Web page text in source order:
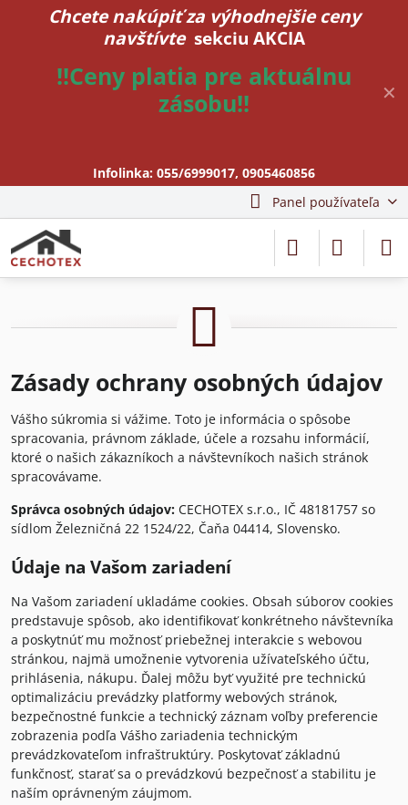
✕
Chcete nakúpiť za výhodnejšie ceny
navštívte sekciu AKCIA
!!Ceny platia pre aktuálnu
zásobu!!
Infolinka: 055/6999017, 0905460856
Panel používateľa
Zásady ochrany osobných údajov
Vášho súkromia si vážime. Toto je informácia o spôsobe
spracovania, právnom základe, účele a rozsahu informácií,
ktoré o našich zákazníkoch a návštevníkoch našich stránok
spracovávame.
Správca osobných údajov: CECHOTEX s.r.o., IČ 48181757 so
sídlom Železničná 22 1524/22, Čaňa 04414, Slovensko.
Údaje na Vašom zariadení
Na Vašom zariadení ukladáme cookies. Obsah súborov cookies
predstavuje spôsob, ako identifikovať konkrétneho návštevníka
a poskytnúť mu možnosť priebežnej interakcie s webovou
stránkou, najmä umožnenie vytvorenia užívateľského účtu,
prihlásenia, nákupu. Ďalej môžu byť využité pre technickú
optimalizáciu prevádzky platformy webových stránok,
bezpečnostné funkcie a technický záznam voľby preferencie
zobrazenia podľa Vášho zariadenia technickým
prevádzkovateľom infraštruktúry. Poskytovať základnú
funkčnosť, starať sa o prevádzkovú bezpečnosť a stabilitu je
naším oprávneným záujmom.